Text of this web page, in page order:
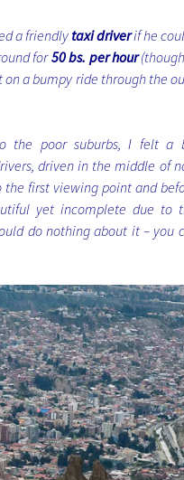
a friendly taxi driverif he
for50 bs. per hour
a bumpy ride through the
poor suburbs, I felt a
driven in the middle of
first viewing point and
yet incomplete due to
do nothing about it – you